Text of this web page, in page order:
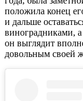
положила конец
и дальше
виноградниками,
он выглядит
довольным своей